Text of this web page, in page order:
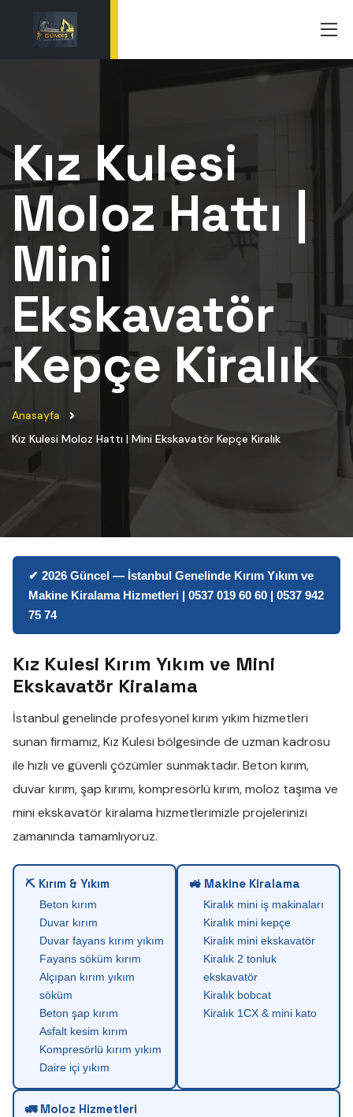
Kız Kulesi
Moloz Hattı |
Mini
Ekskavatör
Kepçe Kiralık
Anasayfa
Kız Kulesi Moloz Hattı | Mini Ekskavatör Kepçe Kiralık
✔ 2026 Güncel — İstanbul Genelinde Kırım Yıkım ve
Makine Kiralama Hizmetleri | 0537 019 60 60 | 0537 942
75 74
Kız Kulesi Kırım Yıkım ve Mini
Ekskavatör Kiralama
İstanbul genelinde profesyonel kırım yıkım hizmetleri
sunan firmamız,Kız Kulesi bölgesinde de uzman kadrosu
ile hızlı ve güvenli çözümler sunmaktadır. Beton kırım,
duvar kırım,şap kırımı,kompresörlü kırım,moloz taşıma ve
mini ekskavatör kiralama hizmetlerimizle projelerinizi
zamanında tamamlıyoruz.
⛏ Kırım & Yıkım
Beton kırım
Duvar kırım
Duvar fayans kırım yıkım
Fayans söküm kırım
Alçıpan kırım yıkım
söküm
Beton şap kırım
Asfalt kesim kırım
Kompresörlü kırım yıkım
Daire içi yıkım
🚜 Makine Kiralama
Kiralık mini iş makinaları
Kiralık mini kepçe
Kiralık mini ekskavatör
Kiralık 2 tonluk
ekskavatör
Kiralık bobcat
Kiralık 1CX & mini kato
🚛 Moloz Hizmetleri